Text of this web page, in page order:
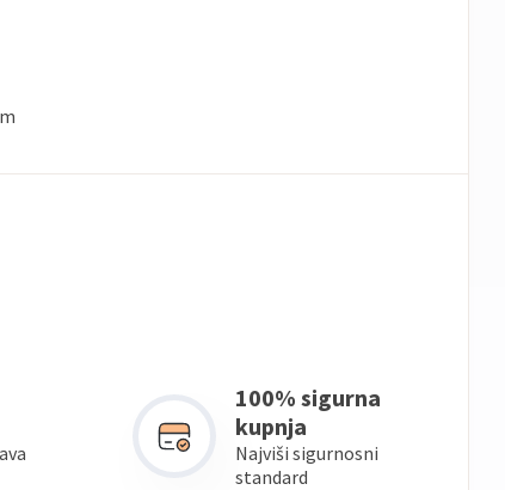
100% sigurna
kupnja
Najviši sigurnosni
standard